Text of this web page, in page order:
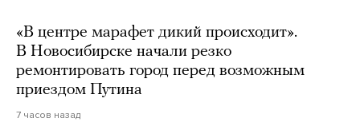
«В центре марафет дикий происходит».
В Новосибирске начали резко
ремонтировать город перед возможным
приездом Путина
7 часов назад